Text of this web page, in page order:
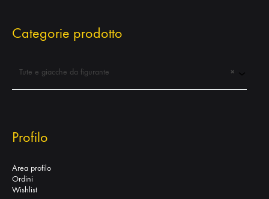
Categorie prodotto
×
Tute e giacche da figurante
Profilo
Area profilo
Ordini
Wishlist